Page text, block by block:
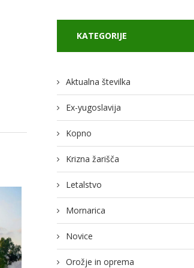
KATEGORIJE
Aktualna številka
Ex-yugoslavija
Kopno
Krizna žarišča
Letalstvo
Mornarica
Novice
Orožje in oprema